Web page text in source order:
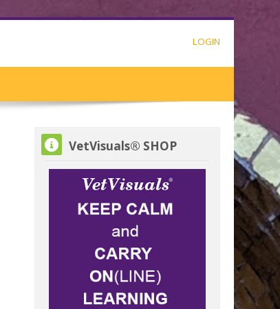
LOGIN
VetVisuals® SHOP overslaan
VetVisuals® SHOP